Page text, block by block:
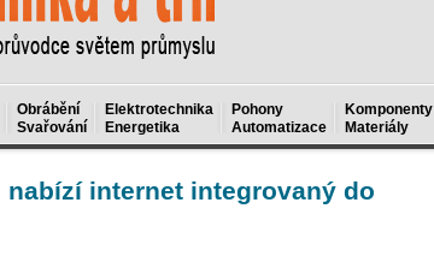
Obrábění
Svařování
Elektrotechnika
Energetika
Pohony
Automatizace
Komponenty
Materiály
nabízí internet integrovaný do